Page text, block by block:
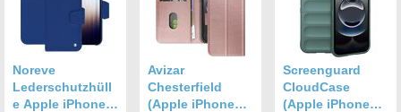
Noreve
Lederschutzhüll
e Apple iPhone
Avizar
Chesterfield
(Apple iPhone
Screenguard
CloudCase
(Apple iPhone